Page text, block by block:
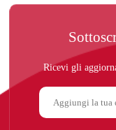
Ricevi gli